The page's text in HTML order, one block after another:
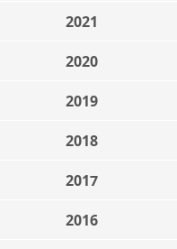
2021
2020
2019
2018
2017
2016